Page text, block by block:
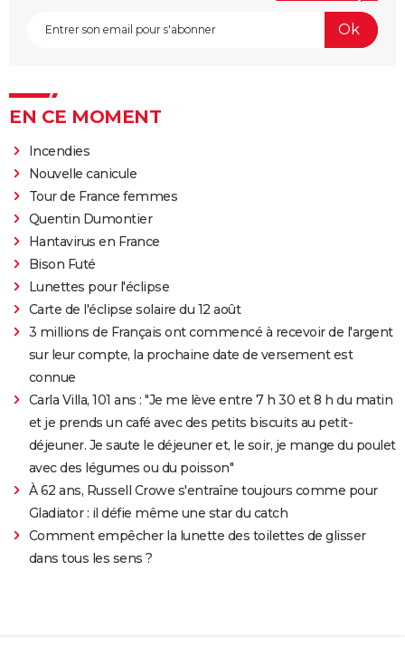
EN CE MOMENT
Incendies
Nouvelle canicule
Tour de France femmes
Quentin Dumontier
Hantavirus en France
Bison Futé
Lunettes pour l'éclipse
Carte de l'éclipse solaire du 12 août
3 millions de Français ont commencé à recevoir de l'argent
sur leur compte, la prochaine date de versement est
connue
Carla Villa, 101 ans : "Je me lève entre 7 h 30 et 8 h du matin
et je prends un café avec des petits biscuits au petit-
déjeuner. Je saute le déjeuner et, le soir, je mange du poulet
avec des légumes ou du poisson"
À 62 ans, Russell Crowe s'entraîne toujours comme pour
Gladiator : il défie même une star du catch
Comment empêcher la lunette des toilettes de glisser
dans tous les sens ?